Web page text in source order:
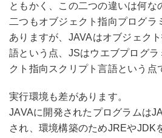
ともかく、この二つの違いは何な
二つもオブジェクト指向プログラ
ありますが、JAVAはオブジェク
語という点、JSはウエブプログラ
クト指向スクリプト言語という点
実行環境も差があります。
JAVAに開発されたプログラムは
され、環境構築のためJREやJDK